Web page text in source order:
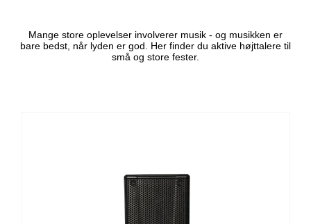
Mange store oplevelser involverer musik - og musikken er
bare bedst, når lyden er god. Her finder du aktive højttalere til
små og store fester.